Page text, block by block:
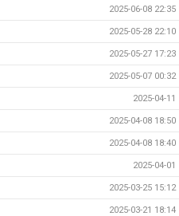
2025-06-08 22:35
2025-05-28 22:10
2025-05-27 17:23
2025-05-07 00:32
2025-04-11
2025-04-08 18:50
2025-04-08 18:40
2025-04-01
2025-03-25 15:12
2025-03-21 18:14